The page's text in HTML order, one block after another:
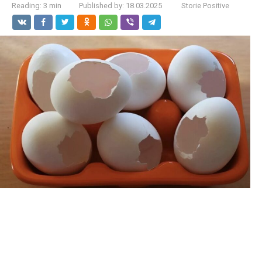
Reading: 3 min Published by: 18.03.2025 Storie Positive